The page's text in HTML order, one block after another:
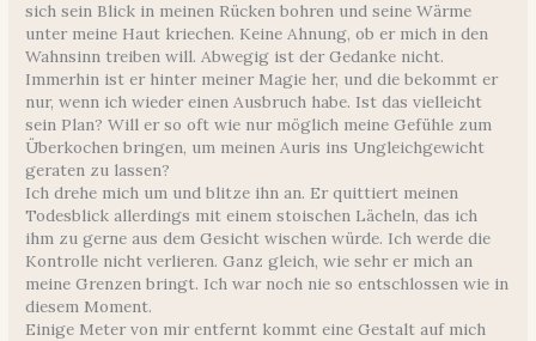
sich sein Blick in meinen Rücken bohren und seine Wärme
unter meine Haut kriechen. Keine Ahnung, ob er mich in den
Wahnsinn treiben will. Abwegig ist der Gedanke nicht.
Immerhin ist er hinter meiner Magie her, und die bekommt er
nur, wenn ich wieder einen Ausbruch habe. Ist das vielleicht
sein Plan? Will er so oft wie nur möglich meine Gefühle zum
Überkochen bringen, um meinen Auris ins Ungleichgewicht
geraten zu lassen?
Ich drehe mich um und blitze ihn an. Er quittiert meinen
Todesblick allerdings mit einem stoischen Lächeln, das ich
ihm zu gerne aus dem Gesicht wischen würde. Ich werde die
Kontrolle nicht verlieren. Ganz gleich, wie sehr er mich an
meine Grenzen bringt. Ich war noch nie so entschlossen wie in
diesem Moment.
Einige Meter von mir entfernt kommt eine Gestalt auf mich